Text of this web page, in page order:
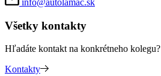
info@autolamac.sk
Všetky kontakty
Hľadáte kontakt na konkrétneho kolegu?
Kontakty